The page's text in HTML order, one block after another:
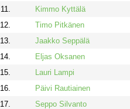
11.
Kimmo Kyttälä
12.
Timo Pitkänen
13.
Jaakko Seppälä
14.
Eljas Oksanen
15.
Lauri Lampi
16.
Päivi Rautiainen
17.
Seppo Silvanto